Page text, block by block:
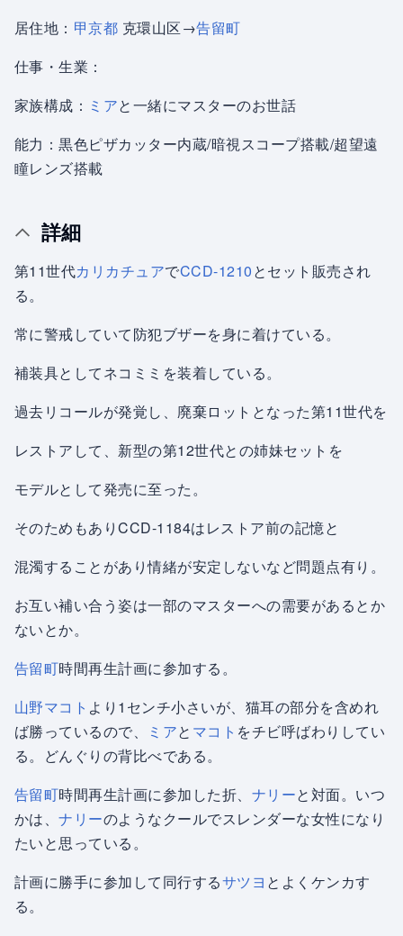
居住地： 甲京都 克環山区→告留町
仕事・生業：
家族構成： ミアと一緒にマスターのお世話
能力：黒色ピザカッター内蔵/暗視スコープ搭載/超望遠
瞳レンズ搭載
詳細
第11世代カリカチュアでCCD-1210とセット販売され
る。
常に警戒していて防犯ブザーを身に着けている。
補装具としてネコミミを装着している。
過去リコールが発覚し、廃棄ロットとなった第11世代を
レストアして、新型の第12世代との姉妹セットを
モデルとして発売に至った。
そのためもありCCD-1184はレストア前の記憶と
混濁することがあり情緒が安定しないなど問題点有り。
お互い補い合う姿は一部のマスターへの需要があるとか
ないとか。
告留町時間再生計画に参加する。
山野マコト より1センチ小さいが、猫耳の部分を含めれ
ば勝っているので、
ミアと マコト をチビ呼ばわりしてい
る。どんぐりの背比べである。
告留町時間再生計画に参加した折、 ナリーと対面。いつ
かは、ナリーのようなクールでスレンダーな女性になり
たいと思っている。
計画に勝手に参加して同行するサツヨ とよくケンカす
る。